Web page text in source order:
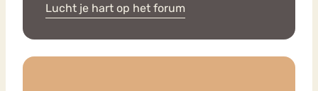
Lucht je hart op het forum